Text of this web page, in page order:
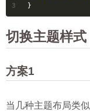
3
}
切换主题样式
方案1
当几种主题布局类